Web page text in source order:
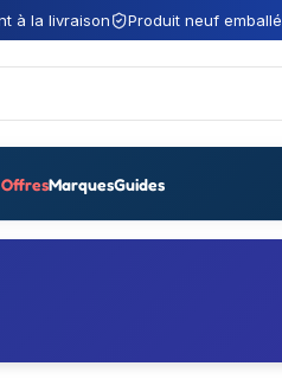
à la livraison Produit neuf emballé
MarquesGuides